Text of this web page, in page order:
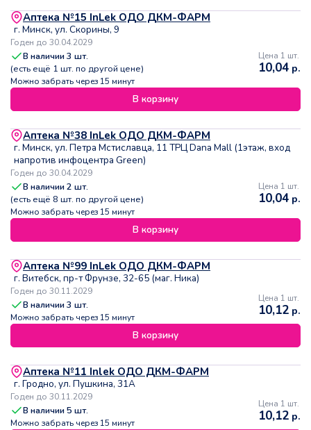
Аптека №15 InLek ОДО ДКМ-ФАРМ
г. Минск, ул. Скорины, 9
Годен до 30.04.2029
В наличии3 шт.
(есть ещё 1 шт. по другой цене)
Можно забрать через 15 минут
Цена 1 шт.
10,04 р.
В корзину
Аптека №38 InLek ОДО ДКМ-ФАРМ
г. Минск, ул. Петра Мстиславца, 11 ТРЦ Dana Mall (1этаж, вход
напротив инфоцентра Green)
Годен до 30.04.2029
В наличии2 шт.
(есть ещё 8 шт. по другой цене)
Можно забрать через 15 минут
Цена 1 шт.
10,04 р.
В корзину
Аптека №99 InLek ОДО ДКМ-ФАРМ
г. Витебск, пр-т Фрунзе, 32-65 (маг. Ника)
Годен до 30.11.2029
В наличии3 шт.
Можно забрать через 15 минут
Цена 1 шт.
10,12 р.
В корзину
Аптека №11 Inlek ОДО ДКМ-ФАРМ
г. Гродно, ул. Пушкина, 31А
Годен до 30.11.2029
В наличии5 шт.
Можно забрать через 15 минут
Цена 1 шт.
10,12 р.